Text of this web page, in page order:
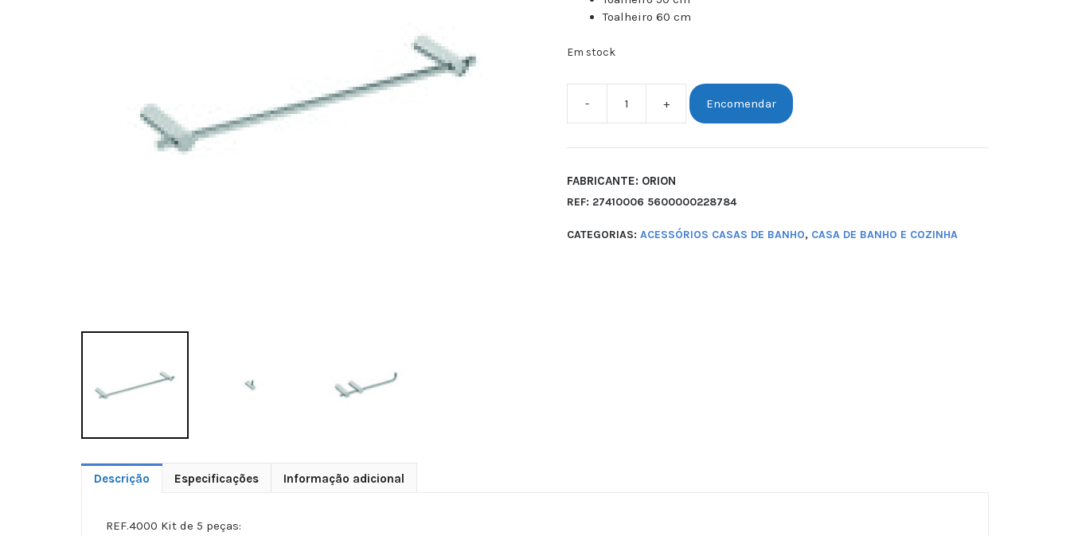
Toalheiro 60 cm
Em stock
- + Encomendar
FABRICANTE: ORION
REF: 27410006 5600000228784
CATEGORIAS: ACESSÓRIOS CASAS DE BANHO, CASA DE BANHO E COZINHA
Descrição Especificações Informação adicional
REF.4000 Kit de 5 peças: